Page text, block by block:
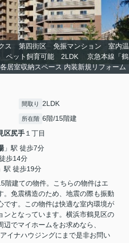
クス 第四街区 免振マンション 室内温
ペット飼育可能 2LDK 京急本線「鶴
居室収納スペース 内装新規リフォーム
間取り 2LDK
所在階 6階/15階建
区尻手１丁目
」駅 徒歩7分
歩14分
」駅 徒歩19分
階建ての物件。こちらの物件はエ
。免震構造のため、地震の際も振動
です。この物件は快適な室内環境が
ンとなっています。横浜市鶴見区の
でマイホームをお求めなら、
イナハウジングにまで是非お問い